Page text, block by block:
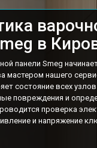
в
панели Smeg
мастером нашего
состояние всех
повреждения и
проверка
и напряжение